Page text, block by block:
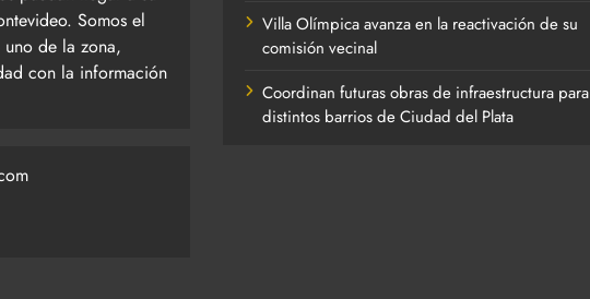
Somos el
de la zona,
con la información
Villa Olímpica avanza en la reactivación de su
comisión vecinal
Coordinan futuras obras de infraestructura para
distintos barrios de Ciudad del Plata